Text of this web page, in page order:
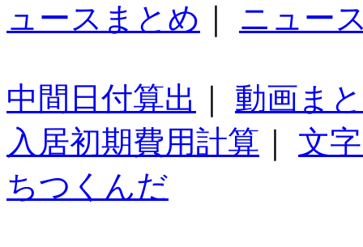
ュースまとめ
ニュー
中間日付算出
動画ま
入居初期費用計算
文
ちつくんだ